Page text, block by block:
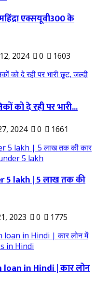
एक्सयूवी300 के
2024 0 1603
को दे रही पर भारी...
2024 0 1661
5 lakh | 5 लाख तक की
2023 0 1775
in Hindi | कार लोन